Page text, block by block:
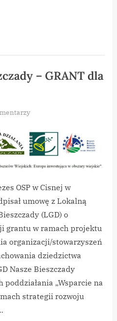
– GRANT dla
do
Nasze
Bieszczady
–
GRANT
OSP
w
Cisnej
OSP w Cisnej w
umowę z Lokalną
(LGD) o
grantu w ramach projektu
organizacji/stowarzyszeń
dziedzictwa
Nasze Bieszczady
„Wsparcie na
strategii rozwoju